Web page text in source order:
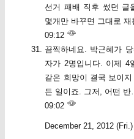
선거 패배 직후 썼던 글
몇개만 바꾸면 그대로
09:12
끔찍하네요. 박근혜가
자가 2명입니다. 이제
같은 희망이 결국 보이
든 일이죠. 그저, 어떤 반
09:02
December 21, 2012 (Fri.)